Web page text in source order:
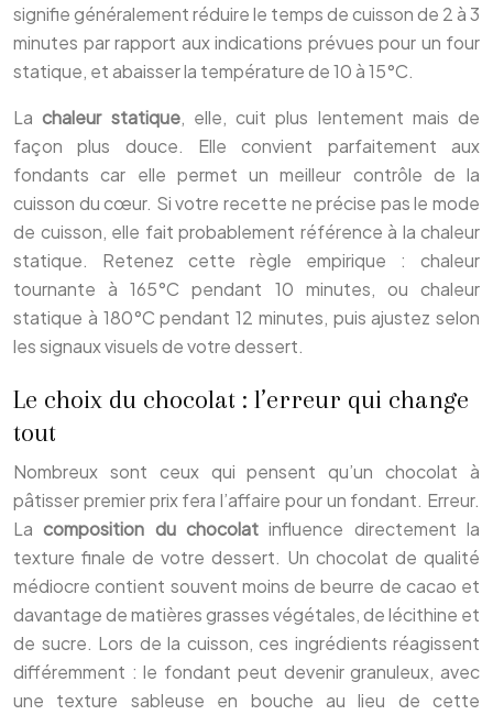
signifie généralement réduire le temps de cuisson de 2 à 3
minutes par rapport aux indications prévues pour un four
statique, et abaisser la température de 10 à 15°C.
Lachaleur statique, elle, cuit plus lentement mais de
façon plus douce. Elle convient parfaitement aux
fondants car elle permet un meilleur contrôle de la
cuisson du cœur. Si votre recette ne précise pas le mode
de cuisson, elle fait probablement référence à la chaleur
statique. Retenez cette règle empirique : chaleur
tournante à 165°C pendant 10 minutes, ou chaleur
statique à 180°C pendant 12 minutes, puis ajustez selon
les signaux visuels de votre dessert.
Le choix du chocolat : l’erreur qui change
tout
Nombreux sont ceux qui pensent qu’un chocolat à
pâtisser premier prix fera l’affaire pour un fondant. Erreur.
Lacomposition du chocolat influence directement la
texture finale de votre dessert. Un chocolat de qualité
médiocre contient souvent moins de beurre de cacao et
davantage de matières grasses végétales, de lécithine et
de sucre. Lors de la cuisson, ces ingrédients réagissent
différemment : le fondant peut devenir granuleux, avec
une texture sableuse en bouche au lieu de cette